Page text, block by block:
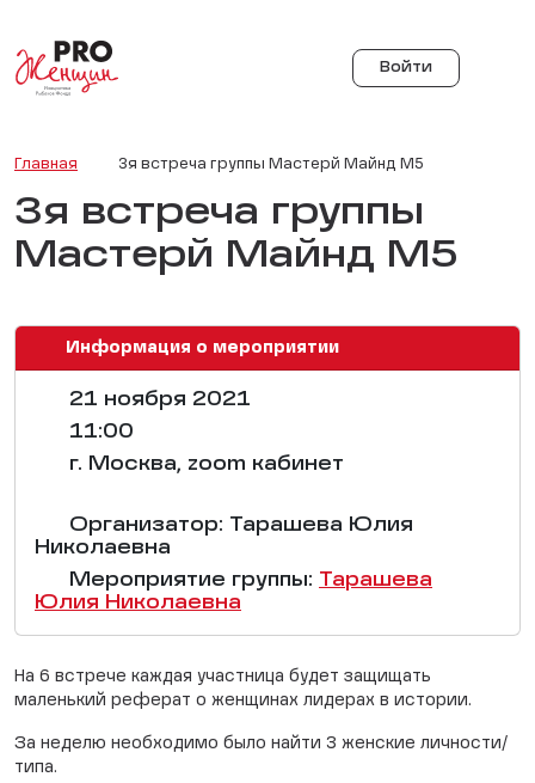
Войти
Главная 3я встреча группы Мастерй Майнд M5
3я встреча группы
Мастерй Майнд M5
Информация о мероприятии
21 ноября 2021
11:00
г. Москва, zoom кабинет
Организатор: Тарашева Юлия
Николаевна
Мероприятие группы:
Тарашева
Юлия Николаевна
На 6 встрече каждая участница будет защищать
маленький реферат о женщинах лидерах в истории.
За неделю необходимо было найти 3 женские личности/
типа.